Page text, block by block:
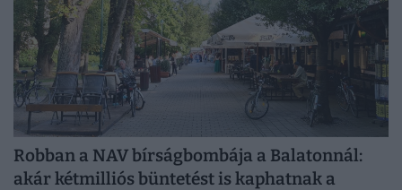
Robban a NAV bírságbombája a Balatonnál:
akár kétmilliós büntetést is kaphatnak a